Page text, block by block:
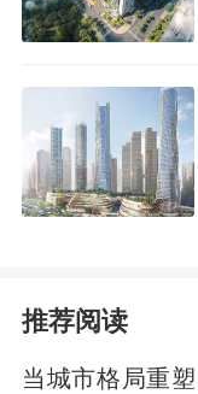
推荐阅读
当城市格局重